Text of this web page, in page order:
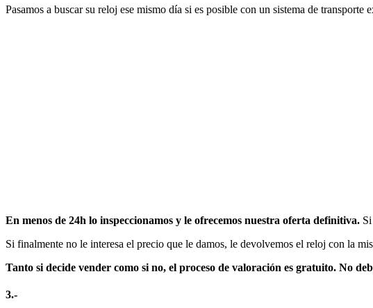
Pasamos a buscar su reloj ese mismo día si es posible con un sistema de
En menos de 24h lo inspeccionamos y le ofrecemos nuestra oferta definitiva.
Si finalmente no le interesa el precio que le damos, le devolvemos el reloj con la
Tanto si decide vender como si no, el proceso de valoración es gratuito. No
3.-